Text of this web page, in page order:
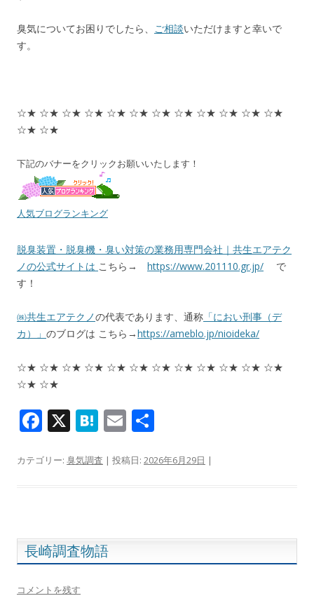
臭気についてお困りでしたら、 ご相談いただけますと幸いで
す。
☆★ ☆★ ☆★ ☆★ ☆★ ☆★ ☆★ ☆★ ☆★ ☆★ ☆★ ☆★
☆★ ☆★
下記のバナーをクリックお願いいたします！
人気ブログランキング
脱臭装置・脱臭機・臭い対策の業務用専門会社｜共生エアテク
ノの公式サイトは こちら→ https://www.201110.gr.jp/ で
す！
㈱共生エアテクノの代表であります、通称 「におい刑事（デ
カ）」 のブログは こちら→https://ameblo.jp/nioideka/
☆★ ☆★ ☆★ ☆★ ☆★ ☆★ ☆★ ☆★ ☆★ ☆★ ☆★ ☆★
☆★ ☆★
F
e
o
k
X H
e
E
ai
カテゴリー: 臭気調査 | 投稿日: 2026年6月29日 |
長崎調査物語
コメントを残す